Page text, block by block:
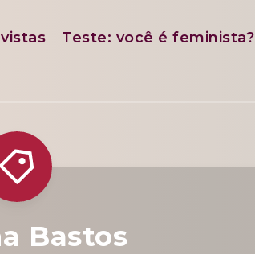
Teste: você é feminista?
Bastos